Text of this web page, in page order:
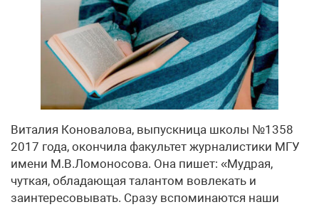
Виталия Коновалова, выпускница школы №1358
2017 года, окончила факультет журналистики МГУ
имени М.В.Ло­мо­но­со­ва. Она пишет: «Мудрая,
чуткая, обладающая талантом вовлекать и
заинтересовывать. Сразу вспоминаются наши